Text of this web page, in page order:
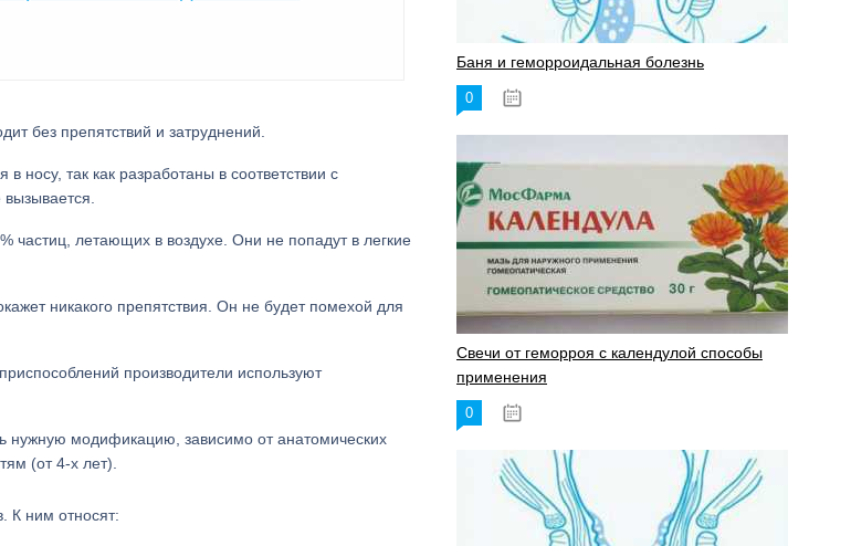
без препятствий и затруднений.
носу, так как разработаны в соответствии с
частиц, летающих в воздухе. Они не попадут в легкие
никакого препятствия. Он не будет помехой для
производители используют
нужную модификацию, зависимо от анатомических
(от 4-х лет).
К ним относят:
Баня и геморроидальная болезнь
0
Свечи от геморроя с календулой способы
применения
0